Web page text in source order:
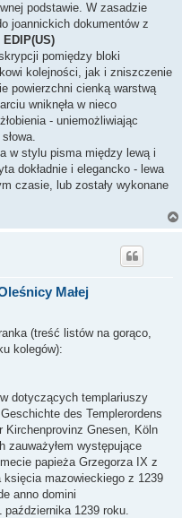
podstawie. W zasadzie
joannickich dokumentów z
pomiędzy bloki
kolejności, jak i zniszczenie
powierzchni cienką warstwą
wniknęła w nieco
- uniemożliwiając
w stylu pisma między lewą i
dokładnie i elegancko - lewa
czasie, lub zostały wykonane
Małej
(treść listów na gorąco,
kolegów):
dotyczących templariuszy
des Templerordens
Gnesen, Köln
zauważyłem występujące
papieża Grzegorza IX z
księcia mazowieckiego z 1239
anno domini
1239 roku.